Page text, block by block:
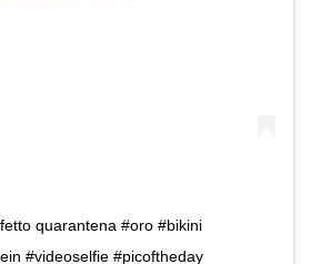
quarantena #oro #bikini
#videoselfie #picoftheday